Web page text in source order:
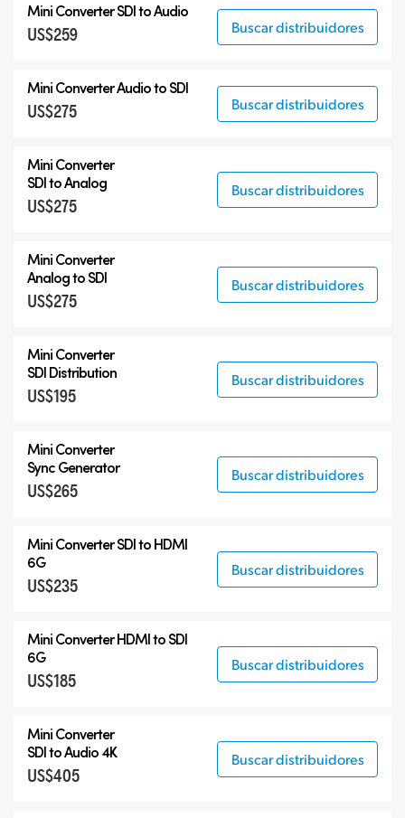
Accesorios
Mini ConverterSDI to Audio
US$259 Buscar distribuidores
Mini ConverterAudio to SDI
US$275 Buscar distribuidores
Mini Converter
SDI to Analog
US$275
Buscar distribuidores
Mini Converter
Analog to SDI
US$275
Buscar distribuidores
Mini Converter
SDI Distribution
US$195
Buscar distribuidores
Mini Converter
Sync Generator
US$265
Buscar distribuidores
Mini Converter SDI to HDMI
6G
US$235
Buscar distribuidores
Mini Converter HDMI to SDI
6G
US$185
Buscar distribuidores
Mini Converter
SDI to Audio 4K
US$405
Buscar distribuidores